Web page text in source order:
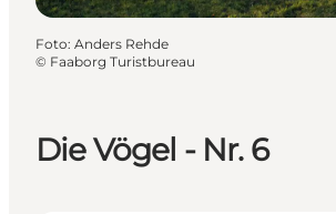
Die Vögel - Nr. 6
Foto: Anders Rehde
© Faaborg Turistbureau